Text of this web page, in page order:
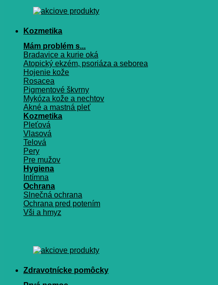
Kozmetika
Mám problém s...
Bradavice a kurie oká
Atopický ekzém, psoriáza a seborea
Hojenie kože
Rosacea
Pigmentové škvrny
Mykóza kože a nechtov
Akné a mastná pleť
Kozmetika
Pleťová
Vlasová
Telová
Pery
Pre mužov
Hygiena
Intímna
Ochrana
Slnečná ochrana
Ochrana pred potením
Vši a hmyz
Zdravotnícke pomôcky